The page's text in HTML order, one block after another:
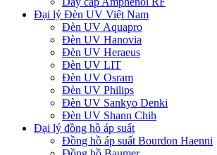
Đại lý Đèn UV Việt Nam
Đèn UV Aquapro
Đèn UV Hanovia
Đèn UV Heraeus
Đèn UV LIT
Đèn UV Osram
Đèn UV Philips
Đèn UV Sankyo Denki
Đèn UV Shann Chih
Đại lý đồng hồ áp suất
Đồng hồ áp suất Bourdon Haenni